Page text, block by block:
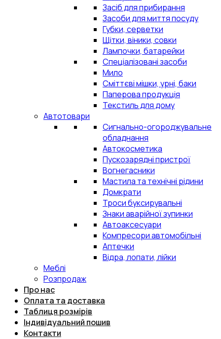
Засіб для прибирання
Засоби для миття посуду
Губки, серветки
Щітки, віники, совки
Лампочки, батарейки
Спеціалізовані засоби
Мило
Сміттєві мішки, урні, баки
Паперова продукція
Текстиль для дому
Автотовари
Сигнально-огороджувальне
обладнання
Автокосметика
Пускозарядні пристрої
Вогнегасники
Мастила та технічні рідини
Домкрати
Троси буксирувальні
Знаки аварійної зупинки
Автоаксесуари
Компресори автомобільні
Аптечки
Відра, лопати, лійки
Меблі
Розпродаж
Про нас
Оплата та доставка
Таблиця розмірів
Індивідуальний пошив
Контакти